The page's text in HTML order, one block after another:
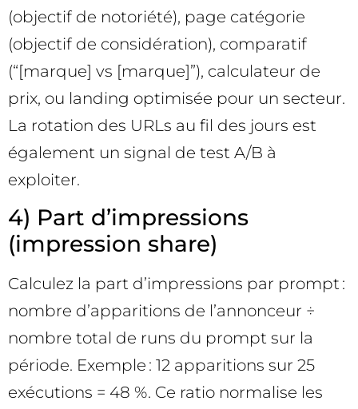
(objectif de notoriété), page catégorie
(objectif de considération), comparatif
(“[marque] vs [marque]”), calculateur de
prix, ou landing optimisée pour un secteur.
La rotation des URLs au fil des jours est
également un signal de test A/B à
exploiter.
4) Part d’impressions
(impression share)
Calculez la part d’impressions par prompt :
nombre d’apparitions de l’annonceur ÷
nombre total de runs du prompt sur la
période. Exemple : 12 apparitions sur 25
exécutions = 48 %. Ce ratio normalise les